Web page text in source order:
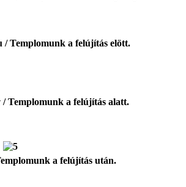
/ Templomunk a felújítás elött.
/ Templomunk a felújítás alatt.
a felújítás után.